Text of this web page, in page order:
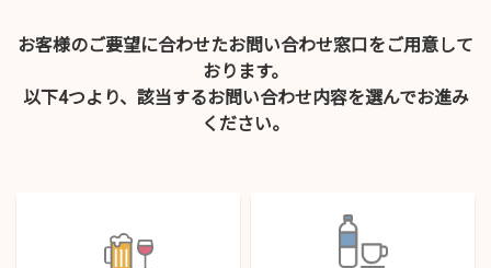
お客様のご要望に合わせたお問い合わせ窓口をご用意して
おります。
以下4つより、該当するお問い合わせ内容を選んでお進み
ください。